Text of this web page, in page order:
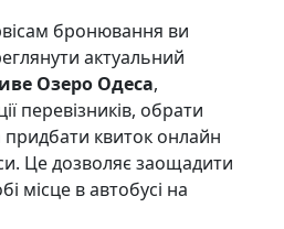
бронювання ви
актуальний
Озеро Одеса,
перевізників, обрати
придбати квиток онлайн
Це дозволяє заощадити
місце в автобусі на